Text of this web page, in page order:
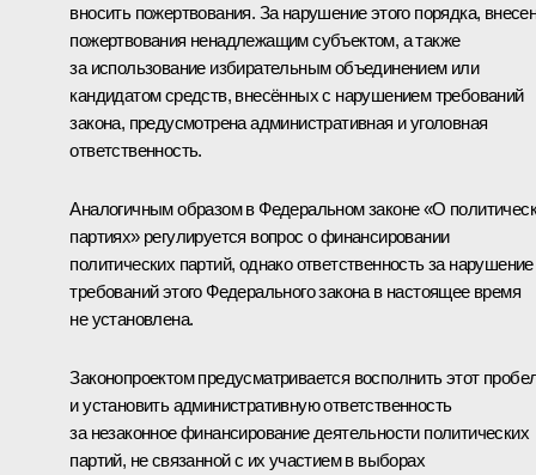
вносить пожертвования. За нарушение этого порядка,
пожертвования ненадлежащим субъектом, а также
за использование избирательным объединением или
кандидатом средств, внесённых с нарушением требований
закона, предусмотрена административная и уголовная
ответственность.
Аналогичным образом в Федеральном законе «О
партиях» регулируется вопрос о финансировании
политических партий, однако ответственность за нарушение
требований этого Федерального закона в настоящее время
не установлена.
Законопроектом предусматривается восполнить этот
и установить административную ответственность
за незаконное финансирование деятельности политических
партий, не связанной с их участием в выборах